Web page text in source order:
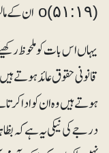
o(۵۱:۱۹)ان کے
یہاں اس بات کو ملحوظ
قانونی حقوق عائد ہوتے
ہوتے ہیں وہ ان کو ادا
درجے کی نیکی یہ ہے کہ